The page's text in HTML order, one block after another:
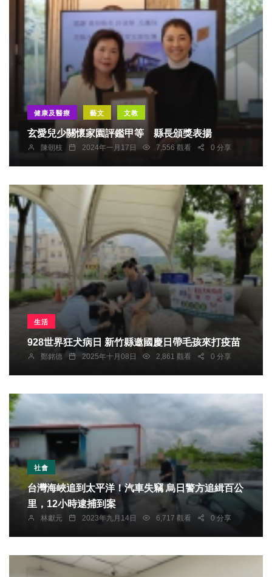
健康及醫療 藝文 文教
玄愛兒少關懷家園評鑑甲等 縣長頒獎表揚
陳朝枝 2024年一月17日 7,556 觀看 0 分享
生活
928世界狂犬病日 新竹縣邀國慶日帶毛孩來打疫苗
鄭銘德 2025年十月08日 2,861 觀看 0 分享
社會
台灣海峽追到太平洋！汽車失竊 烏日警方追緝百公
里，12小時逮捕到案
林獻元 2023年九月14日 6,717 觀看 0 分享